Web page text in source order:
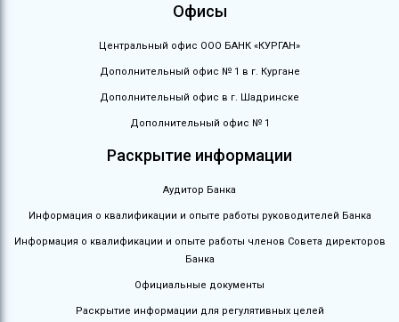
Офисы
Центральный офис ООО БАНК «КУРГАН»
Дополнительный офис № 1 в г. Кургане
Дополнительный офис в г. Шадринске
Дополнительный офис № 1
Раскрытие информации
Аудитор Банка
Информация о квалификации и опыте работы руководителей Банка
Информация о квалификации и опыте работы членов Совета директоров
Банка
Официальные документы
Раскрытие информации для регулятивных целей